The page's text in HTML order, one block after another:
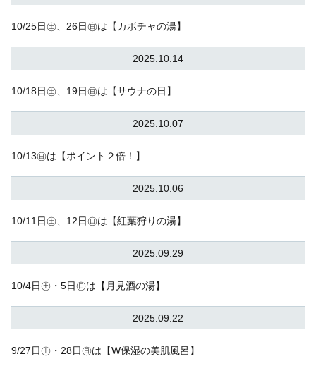
10/25日㊏、26日㊐は【カボチャの湯】
2025.10.14
10/18日㊏、19日㊐は【サウナの日】
2025.10.07
10/13㊐は【ポイント２倍！】
2025.10.06
10/11日㊏、12日㊐は【紅葉狩りの湯】
2025.09.29
10/4日㊏・5日㊐は【月見酒の湯】
2025.09.22
9/27日㊏・28日㊐は【W保湿の美肌風呂】